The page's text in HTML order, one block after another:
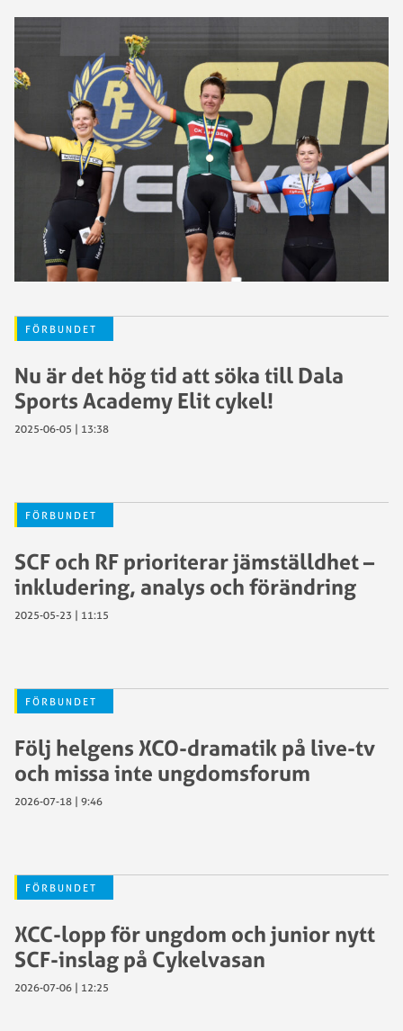
FÖRBUNDET
Nu är det hög tid att söka till Dala
Sports Academy Elit cykel!
2025-06-05 | 13:38
FÖRBUNDET
SCF och RF prioriterar jämställdhet –
inkludering, analys och förändring
2025-05-23 | 11:15
FÖRBUNDET
Följ helgens XCO-dramatik på live-tv
och missa inte ungdomsforum
2026-07-18 | 9:46
FÖRBUNDET
XCC-lopp för ungdom och junior nytt
SCF-inslag på Cykelvasan
2026-07-06 | 12:25